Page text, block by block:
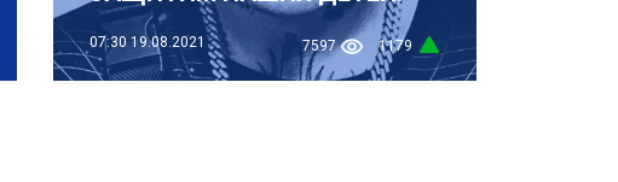
07:30 19.08.2021 7597 1179